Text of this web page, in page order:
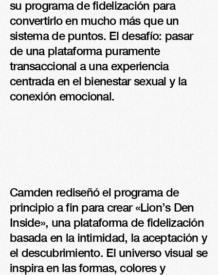
su programa de fidelización para
convertirlo en mucho más que un
sistema de puntos. El desafío: pasar
de una plataforma puramente
transaccional a una experiencia
centrada en el bienestar sexual y la
conexión emocional.
Camden rediseñó el programa de
principio a fin para crear «Lion’s Den
Inside», una plataforma de fidelización
basada en la intimidad, la aceptación y
el descubrimiento. El universo visual se
inspira en las formas, colores y